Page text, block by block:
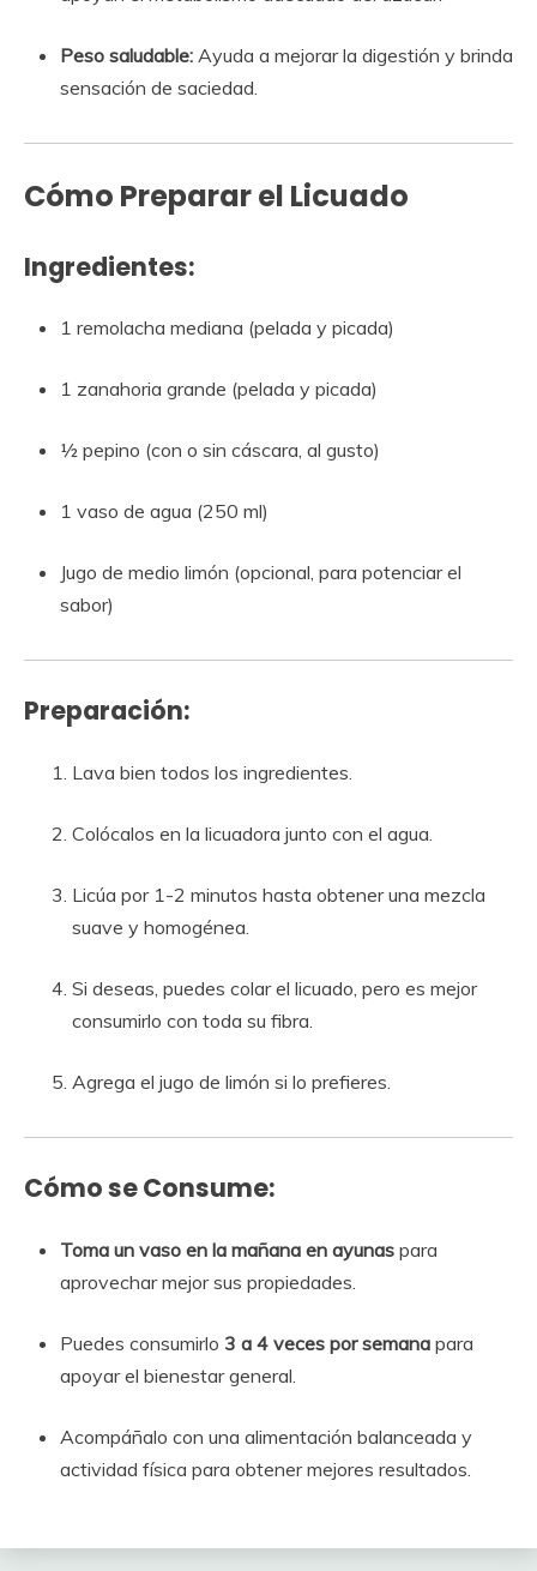
Peso saludable: Ayuda a mejorar la digestión y brinda
sensación de saciedad.
Cómo Preparar el Licuado
Ingredientes:
1 remolacha mediana (pelada y picada)
1 zanahoria grande (pelada y picada)
½ pepino (con o sin cáscara, al gusto)
1 vaso de agua (250 ml)
Jugo de medio limón (opcional, para potenciar el
sabor)
Preparación:
Lava bien todos los ingredientes.
Colócalos en la licuadora junto con el agua.
Licúa por 1-2 minutos hasta obtener una mezcla
suave y homogénea.
Si deseas, puedes colar el licuado, pero es mejor
consumirlo con toda su fibra.
Agrega el jugo de limón si lo prefieres.
Cómo se Consume:
Toma un vaso en la mañana en ayunas para
aprovechar mejor sus propiedades.
Puedes consumirlo 3 a 4 veces por semana para
apoyar el bienestar general.
Acompáñalo con una alimentación balanceada y
actividad física para obtener mejores resultados.